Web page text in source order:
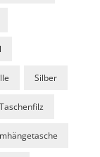
Silber
Taschenfilz